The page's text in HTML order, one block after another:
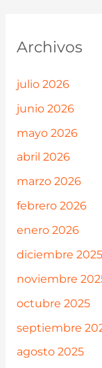
Archivos
julio 2026
junio 2026
mayo 2026
abril 2026
marzo 2026
febrero 2026
enero 2026
diciembre 2025
noviembre
octubre 2025
septiembre
agosto 2025